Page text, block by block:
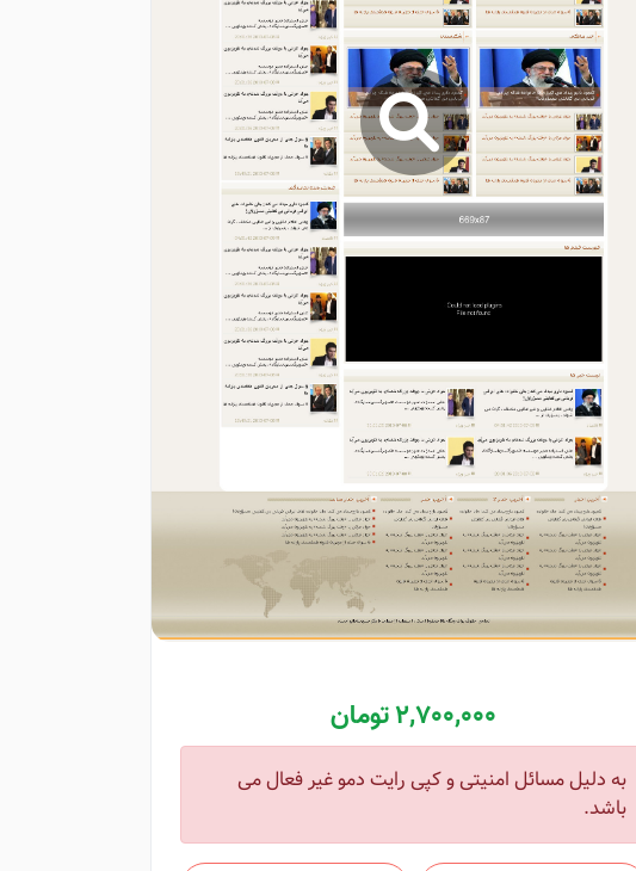
2,700,000 تومان
به دلیل مسائل امنیتی و کپی رایت دمو غیر فعال می
باشد.